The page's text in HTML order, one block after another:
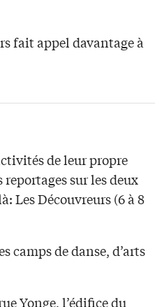
fait appel davantage à
de leur propre
sur les deux
Les Découvreurs (6 à 8
camps de danse, d’arts
Yonge, l’édifice du